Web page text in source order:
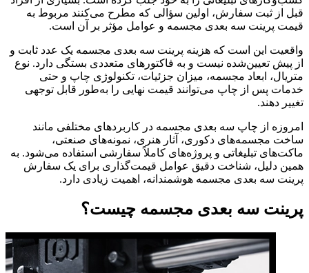
قبل از ثبت سفارش، اولین سؤالی که مطرح می‌کنند مربوط به
قیمت پرینت سه بعدی مجسمه و عوامل مؤثر بر آن است.
واقعیت این است که هزینه پرینت سه بعدی مجسمه یک عدد ثابت و
از پیش تعیین‌شده نیست و به فاکتورهای متعددی بستگی دارد. نوع
متریال، ابعاد مجسمه، میزان جزئیات، تکنولوژی چاپ و حتی
خدمات پس از چاپ می‌توانند قیمت نهایی را به‌طور قابل توجهی
تغییر دهند.
امروزه از چاپ سه بعدی مجسمه در کاربردهای مختلفی مانند
ساخت مجسمه‌های دکوری، آثار هنری، نمونه‌های صنعتی،
ماکت‌های تبلیغاتی و پروژه‌های کاملاً سفارشی استفاده می‌شود. به
همین دلیل، شناخت دقیق عوامل قیمت‌گذاری برای یک سفارش
پرینت سه بعدی مجسمه هوشمندانه، اهمیت زیادی دارد.
پرینت سه بعدی مجسمه چیست؟